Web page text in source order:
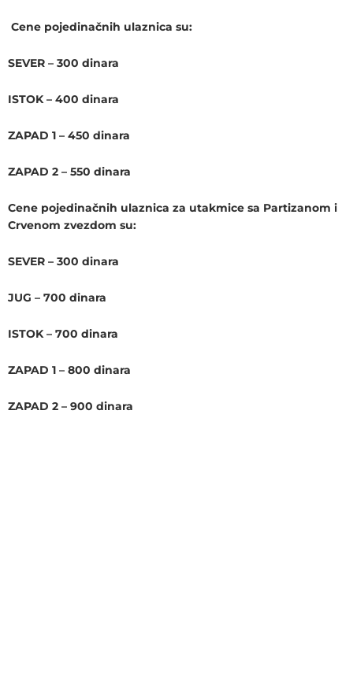
Cene pojedinačnih ulaznica su:
SEVER – 300 dinara
ISTOK – 400 dinara
ZAPAD 1 – 450 dinara
ZAPAD 2 – 550 dinara
Cene pojedinačnih ulaznica za utakmice sa Partizanom i
Crvenom zvezdom su:
SEVER – 300 dinara
JUG – 700 dinara
ISTOK – 700 dinara
ZAPAD 1 – 800 dinara
ZAPAD 2 – 900 dinara